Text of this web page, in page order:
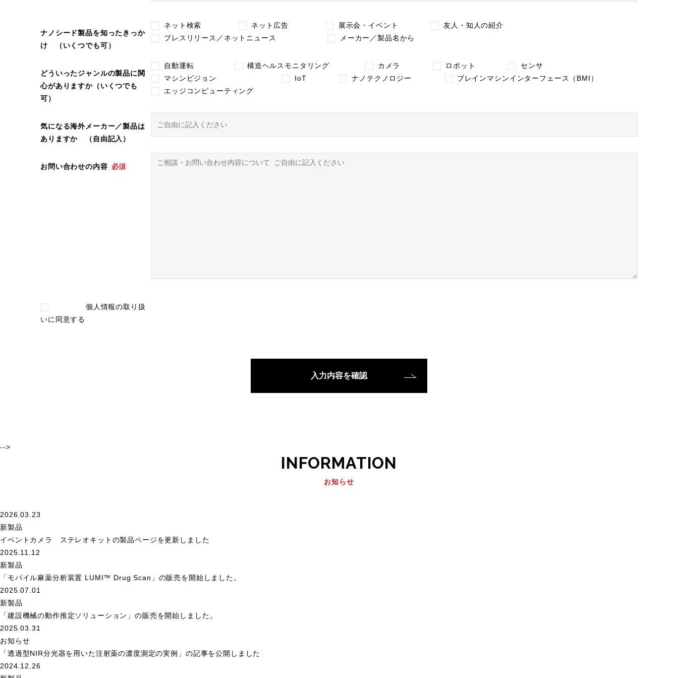
ナノシード製品を知ったきっか
け （いくつでも可）
ネット検索 ネット広告 展示会・イベント
友人・知人の紹介
プレスリリース／ネットニュース
メーカー／製品名から
どういったジャンルの製品に関
心がありますか（いくつでも
可）
自動運転 構造ヘルスモニタリング カメラ ロボット
センサ
マシンビジョン
IoT ナノテクノロジー
ブレインマシンインターフェース（BMI）
エッジコンピューティング
気になる海外メーカー／製品は
ありますか （自由記入）
お問い合わせの内容 必須
個人情報の取り扱
いに同意する
-->
INFORMATION
お知らせ
2026.03.23
新製品
イベントカメラ ステレオキットの製品ページを更新しました
2025.11.12
新製品
「モバイル麻薬分析装置 LUMI™ Drug Scan」の販売を開始しました。
2025.07.01
新製品
「建設機械の動作推定ソリューション」の販売を開始しました。
2025.03.31
お知らせ
「透過型NIR分光器を用いた注射薬の濃度測定の実例」の記事を公開しました
2024.12.26